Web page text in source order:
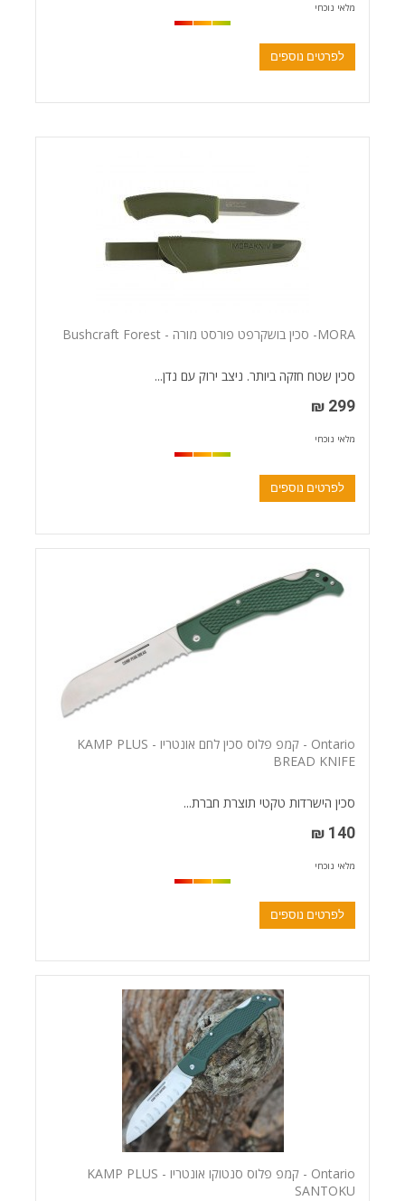
מלאי נוכחי
לפרטים נוספים
MORA- סכין בושקרפט פורסט מורה - Bushcraft Forest
סכין שטח חזקה ביותר. ניצב ירוק עם נדן...
299 ₪
מלאי נוכחי
לפרטים נוספים
Ontario - קמפ פלוס סכין לחם אונטריו - KAMP PLUS
BREAD KNIFE
סכין הישרדות טקטי תוצרת חברת...
140 ₪
מלאי נוכחי
לפרטים נוספים
Ontario - קמפ פלוס סנטוקו אונטריו - KAMP PLUS
SANTOKU